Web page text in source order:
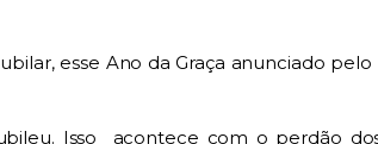
esse Ano da Graça anunciado pelo
Isso acontece com o perdão